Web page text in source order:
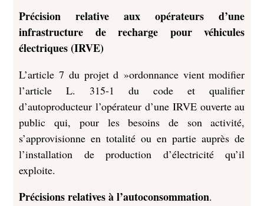
Précision relative aux opérateurs d’une
infrastructure de recharge pour véhicules
électriques (IRVE)
L’article 7 du projet d »ordonnance vient modifier
l’article L. 315-1 du code et qualifier
d’autoproducteur l’opérateur d’une IRVE ouverte au
public qui, pour les besoins de son activité,
s’approvisionne en totalité ou en partie auprès de
l’installation de production d’électricité qu’il
exploite.
Précisions relatives à l’autoconsommation.